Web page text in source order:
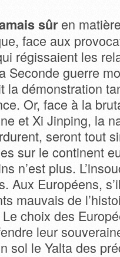
sûr en
face aux
régissaient les
Seconde guerre
la démonstration
Or, face à la
et Xi Jinping, la
seront tout
sur le continent
n’est plus.
Aux Européens,
mauvais de
choix des
leur
sol le Yalta des